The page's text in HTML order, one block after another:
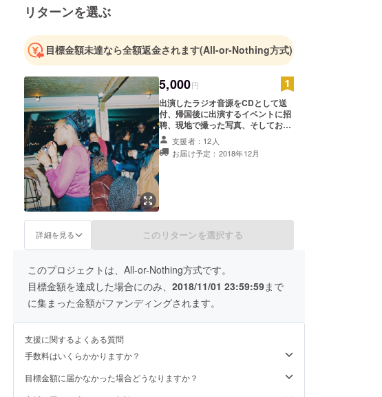
リターンを選ぶ
目標金額未達なら全額返金されます(All-or-Nothing方式)
5,000円
出演したラジオ音源をCDとして送
付、帰国後に出演するイベントに招
聘、現地で撮った写真、そしてお礼
の手紙を添えさせていただきたいと
考えております。 ※以下の写真は前
回の渡英時にイベントに参加したと
支援者：12人
お届け予定：2018年12月
詳細を見る このリターンを選択する
このプロジェクトは、All-or-Nothing方式です。
目標金額を達成した場合にのみ、 2018/11/01 23:59:59まで
に集まった金額がファンディングされます。
支援に関するよくある質問
手数料はいくらかかりますか？
目標金額に届かなかった場合どうなりますか？